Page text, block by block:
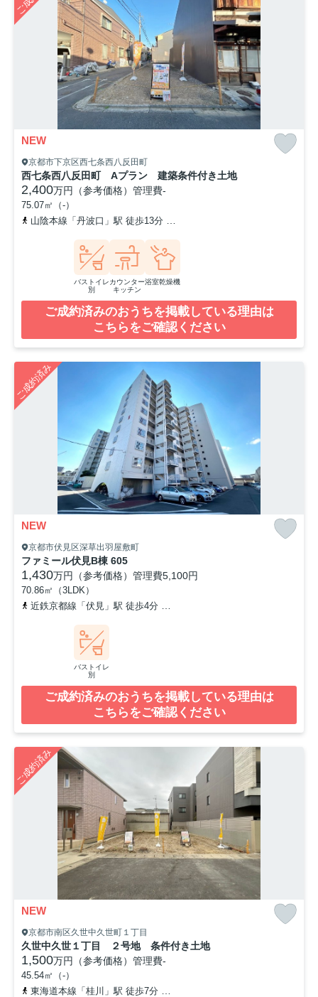
NEW
京都市下京区西七条西八反田町
西七条西八反田町 Aプラン 建築条件付き土地
2,400万円（参考価格） 管理費-
75.07㎡（-）
山陰本線「丹波口」駅 徒歩13分
バストイレ
別
カウンター
キッチン
浴室乾燥機
ご成約済みのおうちを掲載している理由は
こちらをご確認ください
ご成約済み
NEW
京都市伏見区深草出羽屋敷町
ファミール伏見B棟 605
1,430万円（参考価格） 管理費5,100円
70.86㎡（3LDK）
近鉄京都線「伏見」駅 徒歩4分
バストイレ
別
ご成約済みのおうちを掲載している理由は
こちらをご確認ください
ご成約済み
NEW
京都市南区久世中久世町１丁目
久世中久世１丁目 ２号地 条件付き土地
1,500万円（参考価格） 管理費-
45.54㎡（-）
東海道本線「桂川」駅 徒歩7分